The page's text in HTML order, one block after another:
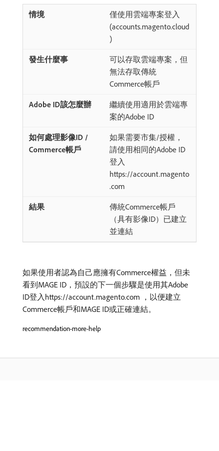
僅使用雲端專案登入
(accounts.magento.cloud
)
可以存取雲端專案，但
無法存取傳統
Commerce帳戶
繼續使用適用於雲端專
案的Adobe ID
如果需要市集/授權，
請使用相同的Adobe ID
登入
https://account.magento
.com
傳統Commerce帳戶
（具有影像ID）已建立
並連結
如果使用者認為自己應擁有Commerce權益，但未
看到MAGE ID，預設的下一個步驟是使用其Adobe
ID登入https://account.magento.com ，以便建立
Commerce帳戶和MAGE ID或正確連結。
recommendation-more-help